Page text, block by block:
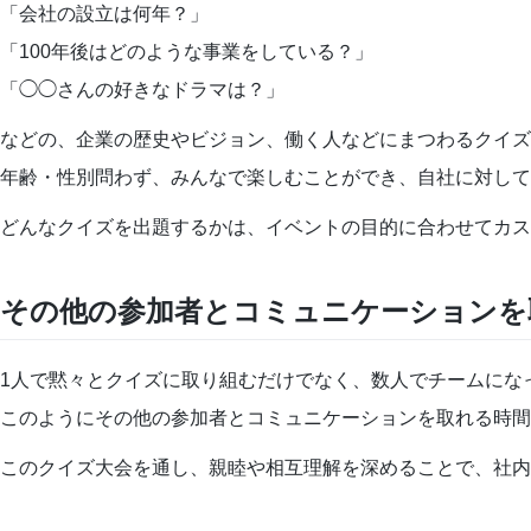
「会社の設立は何年？」
「100年後はどのような事業をしている？」
「◯◯さんの好きなドラマは？」
などの、企業の歴史やビジョン、働く人などにまつわるクイ
年齢・性別問わず、みんなで楽しむことができ、自社に対し
どんなクイズを出題するかは、イベントの目的に合わせてカ
その他の参加者とコミュニケーション
1人で黙々とクイズに取り組むだけでなく、数人でチームに
このようにその他の参加者とコミュニケーションを取れる時
このクイズ大会を通し、親睦や相互理解を深めることで、社